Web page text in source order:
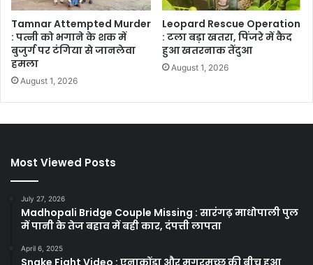
Tamnar Attempted Murder
: पत्नी को भगाने के शक में
बुजुर्ग पर टंगिया से जानलेवा
हमला
August 1, 2026
Leopard Rescue Operation
: टला बड़ा खतरा, पिंजरे में कैद
हुआ खतरनाक तेंदुआ
August 1, 2026
Most Viewed Posts
July 27, 2026
Madhopali Bridge Couple Missing : सारंगढ़ माधोपाली पुल
में पानी के तेज बहाव में बही कार, दंपत्ती लापता
April 6, 2025